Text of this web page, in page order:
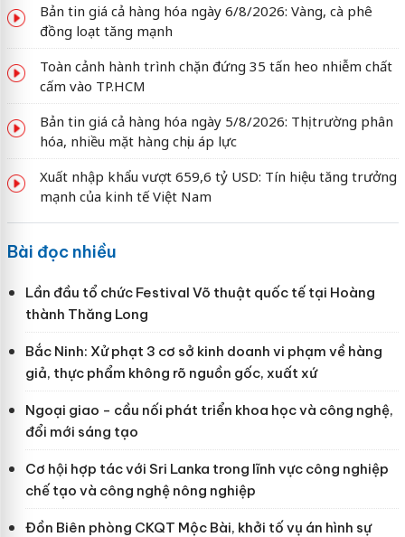
Bản tin giá cả hàng hóa ngày 6/8/2026: Vàng, cà phê
đồng loạt tăng mạnh
Toàn cảnh hành trình chặn đứng 35 tấn heo nhiễm chất
cấm vào TP.HCM
Bản tin giá cả hàng hóa ngày 5/8/2026: Thị trường phân
hóa, nhiều mặt hàng chịu áp lực
Xuất nhập khẩu vượt 659,6 tỷ USD: Tín hiệu tăng trưởng
mạnh của kinh tế Việt Nam
Bài đọc nhiều
Lần đầu tổ chức Festival Võ thuật quốc tế tại Hoàng
thành Thăng Long
Bắc Ninh: Xử phạt 3 cơ sở kinh doanh vi phạm về hàng
giả, thực phẩm không rõ nguồn gốc, xuất xứ
Ngoại giao - cầu nối phát triển khoa học và công nghệ,
đổi mới sáng tạo
Cơ hội hợp tác với Sri Lanka trong lĩnh vực công nghiệp
chế tạo và công nghệ nông nghiệp
Đồn Biên phòng CKQT Mộc Bài, khởi tố vụ án hình sự